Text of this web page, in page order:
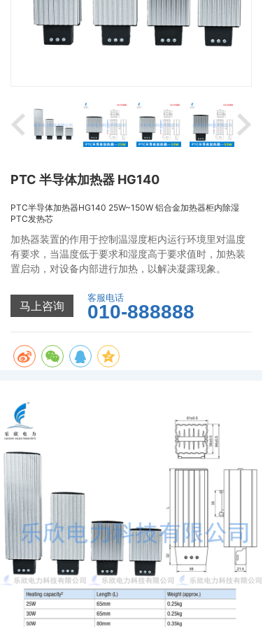
PTC 半导体加热器 HG140
PTC半导体加热器HG140 25W~150W 铝合金加热器柜内除湿
PTC发热芯
加热器装置的作用于控制温湿度柜内运行环境里对温度
有要求，当温度低于要求和湿度高于要求值时，加热装
置启动，对设备内部进行加热，以解决凝露现象。
马上咨询
客服电话
010-888888